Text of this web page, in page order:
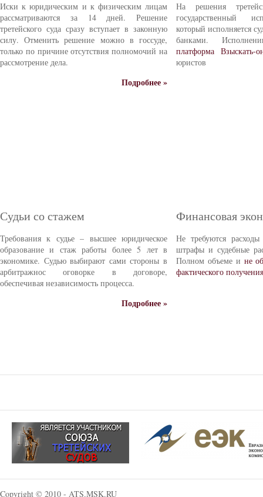
Иски к юридическим и к физическим лицам
рассматриваются за 14 дней. Решение
третейского суда сразу вступает в законную
силу. Отменить решение можно в госсуде,
только по причине отсутствия полномочий на
рассмотрение дела.
Подробнее »
На решения
государственный
который исполняется
банками.
платформа Взыскать-
юристов
Судьи со стажем
Требования к судье – высшее юридическое
образование и стаж работы более 5 лет в
экономике. Судью выбирают сами стороны в
арбитражнос оговорке в договоре,
обеспечивая независимость процесса.
Подробнее »
Финансовая
Не требуются
штрафы и судебные
Полном объеме и не
фактического получения
Copyright © 2010 - ATS.MSK.RU